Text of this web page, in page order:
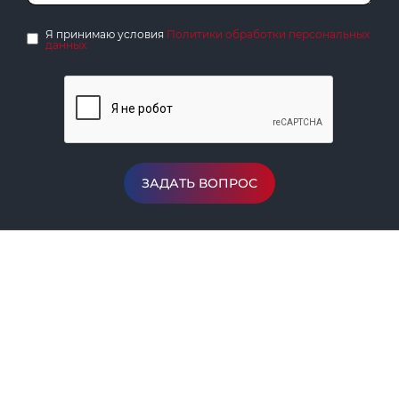
Я принимаю условия Политики обработки персональных
данных
ЗАДАТЬ ВОПРОС